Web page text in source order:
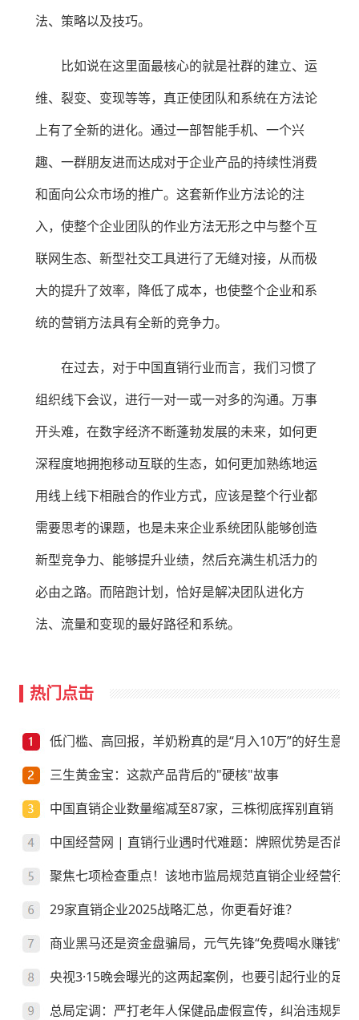
法、策略以及技巧。
比如说在这里面最核心的就是社群的建立、运
维、裂变、变现等等，真正使团队和系统在方法论
上有了全新的进化。通过一部智能手机、一个兴
趣、一群朋友进而达成对于企业产品的持续性消费
和面向公众市场的推广。这套新作业方法论的注
入，使整个企业团队的作业方法无形之中与整个互
联网生态、新型社交工具进行了无缝对接，从而极
大的提升了效率，降低了成本，也使整个企业和系
统的营销方法具有全新的竞争力。
在过去，对于中国直销行业而言，我们习惯了
组织线下会议，进行一对一或一对多的沟通。万事
开头难，在数字经济不断蓬勃发展的未来，如何更
深程度地拥抱移动互联的生态，如何更加熟练地运
用线上线下相融合的作业方式，应该是整个行业都
需要思考的课题，也是未来企业系统团队能够创造
新型竞争力、能够提升业绩，然后充满生机活力的
必由之路。而陪跑计划，恰好是解决团队进化方
法、流量和变现的最好路径和系统。
热门点击
低门槛、高回报，羊奶粉真的是“月入10万”的好生意？
三生黄金宝：这款产品背后的"硬核"故事
中国直销企业数量缩减至87家，三株彻底挥别直销
中国经营网 | 直销行业遇时代难题：牌照优势是否尚存
聚焦七项检查重点！该地市监局规范直销企业经营行为
29家直销企业2025战略汇总，你更看好谁？
商业黑马还是资金盘骗局，元气先锋“免费喝水赚钱”靠
央视3·15晚会曝光的这两起案例，也要引起行业的足
总局定调：严打老年人保健品虚假宣传，纠治违规异